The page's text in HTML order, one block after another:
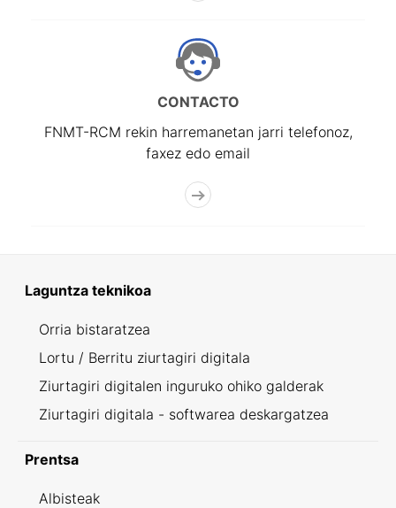
CONTACTO
FNMT-RCM rekin harremanetan jarri telefonoz,
faxez edo email
Laguntza teknikoa
Orria bistaratzea
Lortu / Berritu ziurtagiri digitala
Ziurtagiri digitalen inguruko ohiko galderak
Ziurtagiri digitala - softwarea deskargatzea
Prentsa
Albisteak